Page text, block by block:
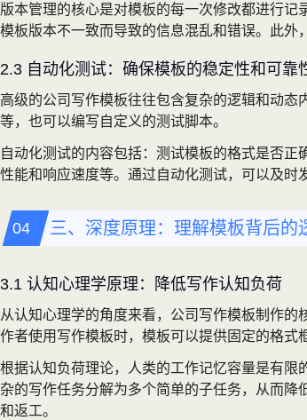
版本管理的核心是对模板的每一次修改都进行
模板版本不一致而导致的信息混乱和错误。此外
2.3 自动化测试：确保模板的稳定性和可靠
高级的公司写作模板往往包含复杂的逻辑和动
等，也可以编写自定义的测试脚本。
自动化测试的内容包括：测试模板的格式是否
性能和响应速度等。通过自动化测试，可以及时
三、深度原理：理解模板背后的
3.1 认知心理学原理：降低写作认知负荷
从认知心理学的角度来看，公司写作模板制作
作者使用写作模板时，模板可以提供固定的格式
根据认知负荷理论，人类的工作记忆容量是有
杂的写作任务分解为多个简单的子任务，从而
和返工。